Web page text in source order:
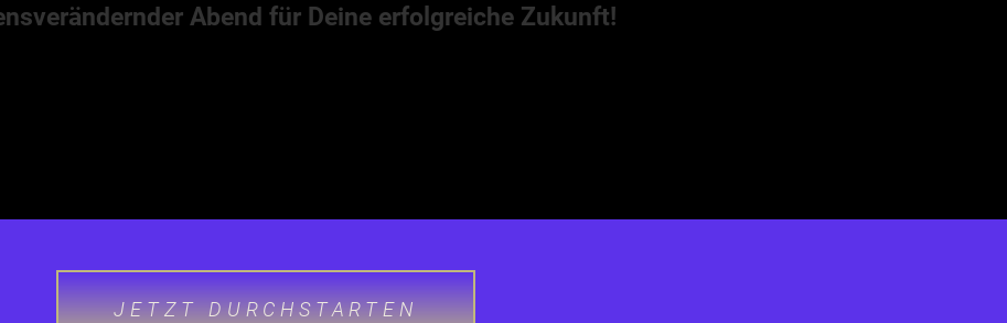
Abend für Deine erfolgreiche Zukunft!
JETZT DURCHSTARTEN